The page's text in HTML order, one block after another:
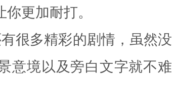
更加耐打。
很多精彩的剧情，虽然没
意境以及旁白文字就不难